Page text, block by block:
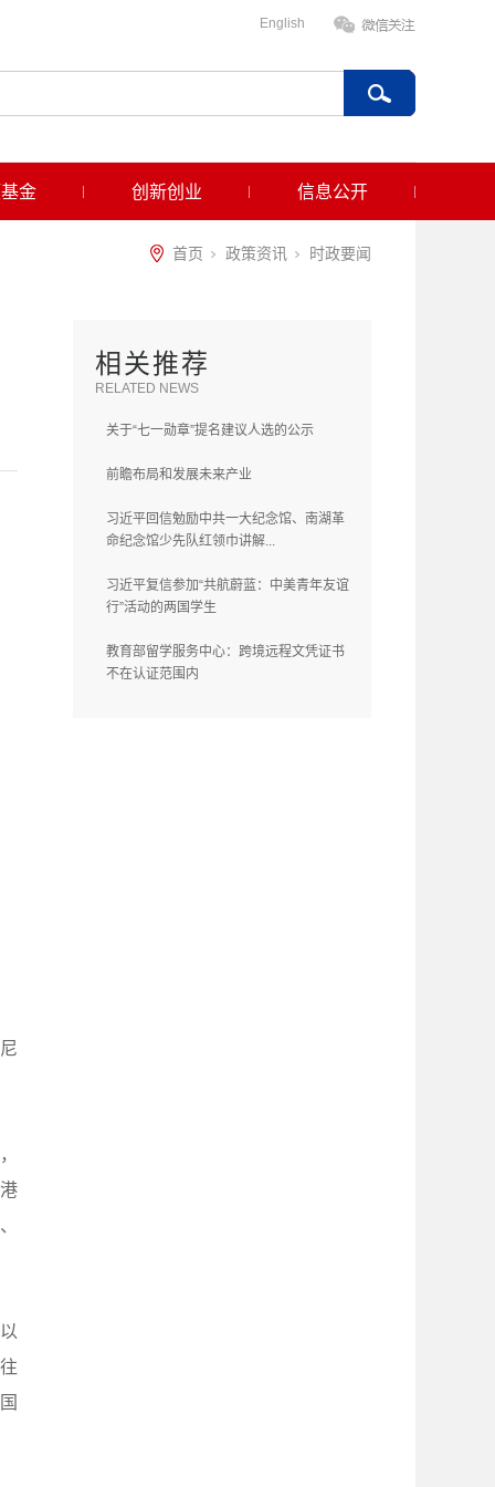
English
金 创新创业 信息公开
首页 政策资讯 时政要闻
相关推荐
RELATED NEWS
关于“七一勋章”提名建议人选的公示
前瞻布局和发展未来产业
习近平回信勉励中共一大纪念馆、南湖革
命纪念馆少先队红领巾讲解...
习近平复信参加“共航蔚蓝：中美青年友谊
行”活动的两国学生
教育部留学服务中心：跨境远程文凭证书
不在认证范围内